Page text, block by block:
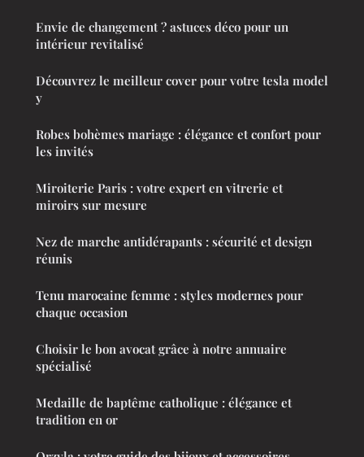
Envie de changement ? astuces déco pour un
intérieur revitalisé
Découvrez le meilleur cover pour votre tesla model
y
Robes bohèmes mariage : élégance et confort pour
les invités
Miroiterie Paris : votre expert en vitrerie et
miroirs sur mesure
Nez de marche antidérapants : sécurité et design
réunis
Tenu marocaine femme : styles modernes pour
chaque occasion
Choisir le bon avocat grâce à notre annuaire
spécialisé
Medaille de baptême catholique : élégance et
tradition en or